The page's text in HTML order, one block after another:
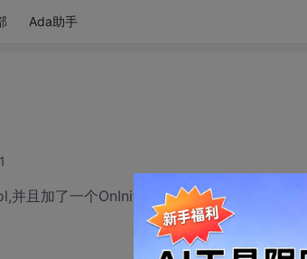
Ada助手
且加了一个OnInitDialog()命令相应